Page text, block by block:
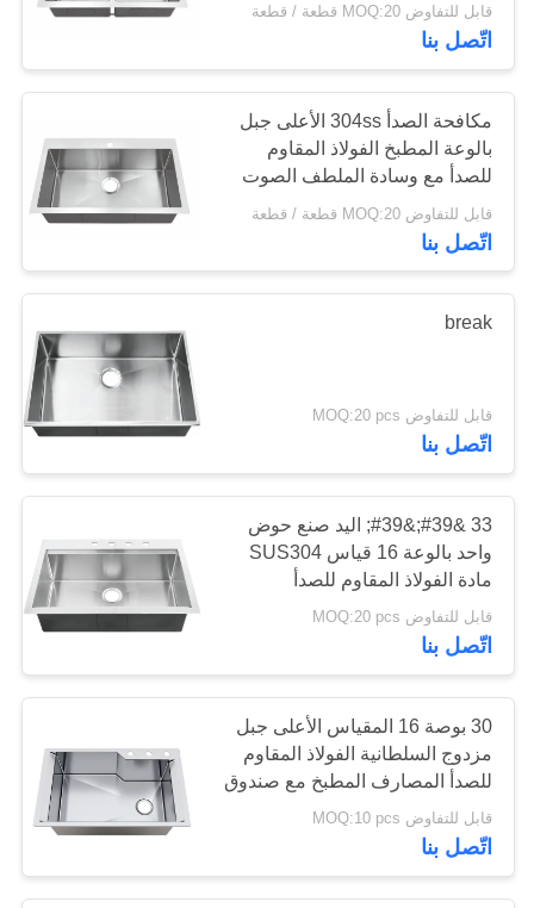
خريطة
الموقع
PRIVACY
POLICY
قابل للتفاوض MOQ:20 قطعة / قطعة
اتّصل بنا
مكافحة الصدأ 304ss الأعلى جبل
بالوعة المطبخ الفولاذ المقاوم
للصدأ مع وسادة الملطف الصوت
قابل للتفاوض MOQ:20 قطعة / قطعة
اتّصل بنا
break
قابل للتفاوض MOQ:20 pcs
اتّصل بنا
33 &#39;&#39; اليد صنع حوض
واحد بالوعة 16 قياس SUS304
مادة الفولاذ المقاوم للصدأ
قابل للتفاوض MOQ:20 pcs
اتّصل بنا
30 بوصة 16 المقياس الأعلى جبل
مزدوج السلطانية الفولاذ المقاوم
للصدأ المصارف المطبخ مع صندوق
العسل
قابل للتفاوض MOQ:10 pcs
اتّصل بنا